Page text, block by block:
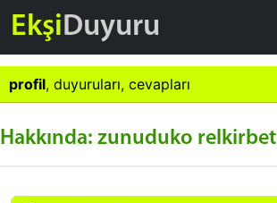
EkşiDuyuru
profil, duyuruları, cevapları
Hakkında: zunuduko relkirbet